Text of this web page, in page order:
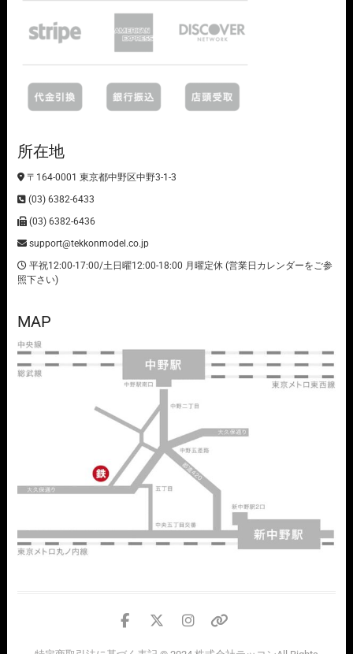
所在地
〒164-0001 東京都中野区中野3-1-3
(03) 6382-6433
(03) 6382-6436
support@tekkonmodel.co.jp
平祝12:00-17:00/土日曜12:00-18:00 月曜定休 (営業日カレンダーをご参
照下さい)
MAP
facebook
twitter
instagram